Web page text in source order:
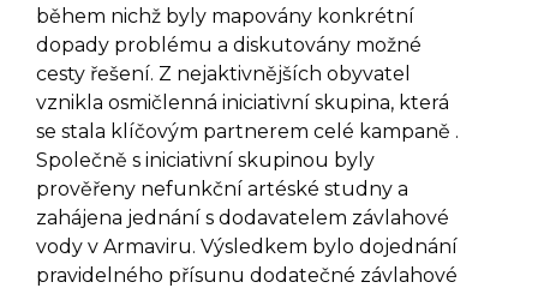
během nichž byly mapovány konkrétní
dopady problému a diskutovány možné
cesty řešení. Z nejaktivnějších obyvatel
vznikla osmičlenná iniciativní skupina, která
se stala klíčovým partnerem celé kampaně .
Společně s iniciativní skupinou byly
prověřeny nefunkční artéské studny a
zahájena jednání s dodavatelem závlahové
vody v Armaviru. Výsledkem bylo dojednání
pravidelného přísunu dodatečné závlahové